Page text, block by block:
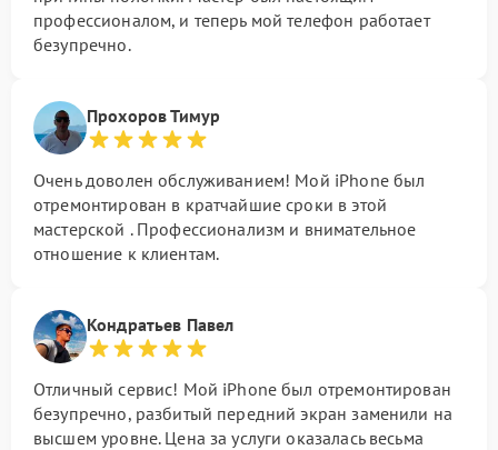
профессионалом, и теперь мой телефон работает
безупречно.
Прохоров Тимур
Очень доволен обслуживанием! Мой iPhone был
отремонтирован в кратчайшие сроки в этой
мастерской . Профессионализм и внимательное
отношение к клиентам.
Кондратьев Павел
Отличный сервис! Мой iPhone был отремонтирован
безупречно, разбитый передний экран заменили на
высшем уровне. Цена за услуги оказалась весьма